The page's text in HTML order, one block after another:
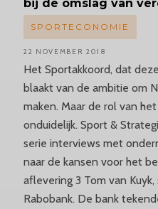
bij de omslag van
Het Sportakkoord, dat
blaakt van de ambitie om
maken. Maar de rol van
onduidelijk. Sport &
serie interviews met
naar de kansen voor het
aflevering 3 Tom van
Rabobank. De bank
SPORTECONOMIE
22 NOVEMBER 2018